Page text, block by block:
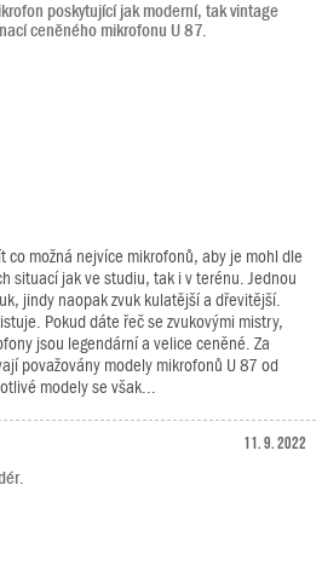
poskytující jak moderní, tak vintage
ceněného mikrofonu U 87.
co možná nejvíce mikrofonů, aby je mohl dle
situací jak ve studiu, tak i v terénu. Jednou
jindy naopak zvuk kulatější a dřevitější.
Pokud dáte řeč se zvukovými mistry,
jsou legendární a velice ceněné. Za
považovány modely mikrofonů U 87 od
modely se však...
11. 9. 2022